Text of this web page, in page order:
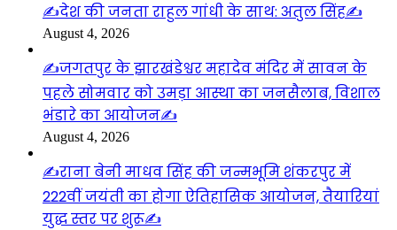
✍️देश की जनता राहुल गांधी के साथ: अतुल सिंह✍️
August 4, 2026
✍️जगतपुर के झारखंडेश्वर महादेव मंदिर में सावन के
पहले सोमवार को उमड़ा आस्था का जनसैलाब, विशाल
भंडारे का आयोजन✍️
August 4, 2026
✍️राना बेनी माधव सिंह की जन्मभूमि शंकरपुर में
222वीं जयंती का होगा ऐतिहासिक आयोजन, तैयारियां
युद्ध स्तर पर शुरू✍️